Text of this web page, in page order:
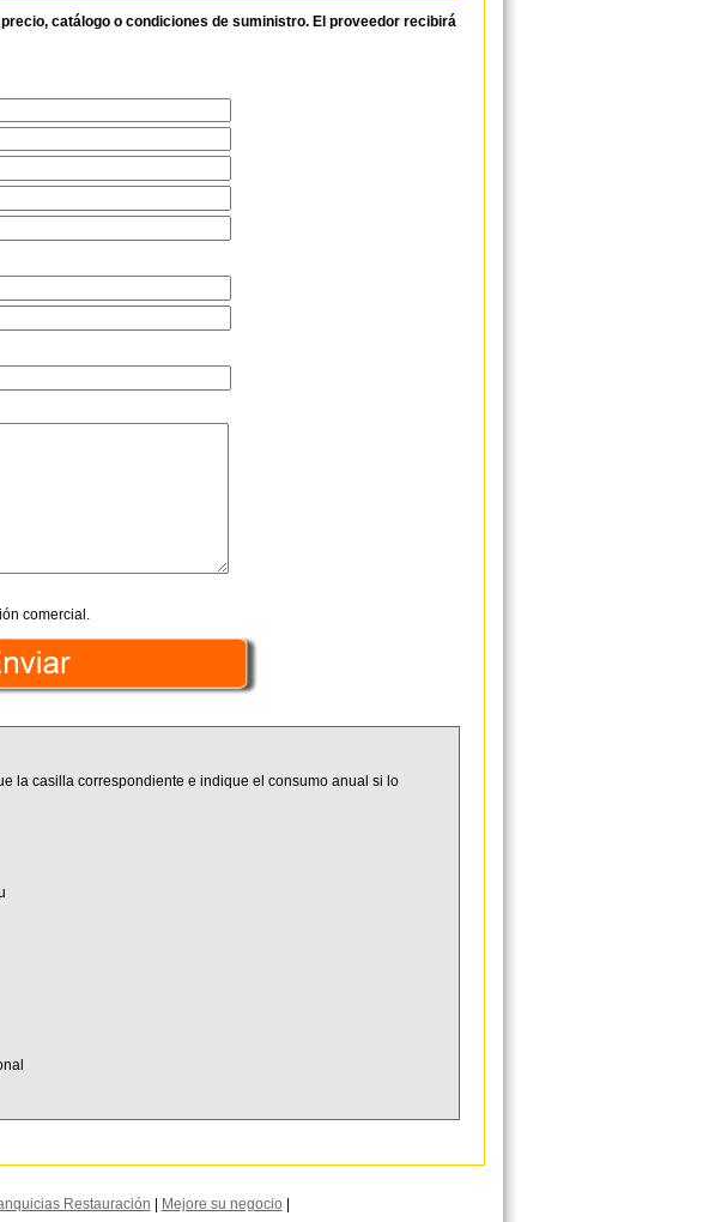
catálogo o condiciones de suministro. El proveedor recibirá
comercial.
la casilla correspondiente e indique el consumo anual si lo
Restauración Mejore su negocio